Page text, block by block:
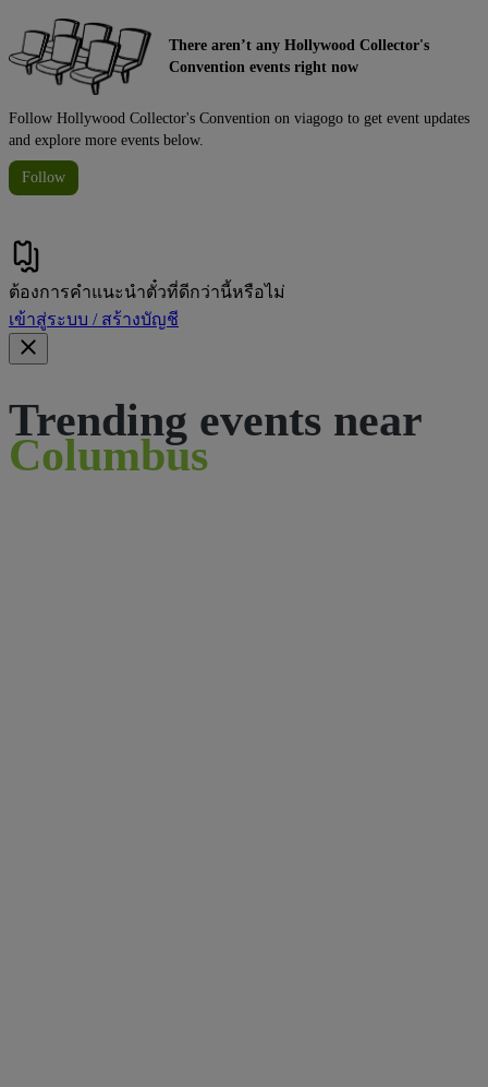
There aren’t any Hollywood Collector's
Convention events right now
Follow Hollywood Collector's Convention on viagogo to get event updates
and explore more events below.
Follow
ต้องการคําแนะนําตั๋วที่ดีกว่านี้หรือไม่
เข้าสู่ระบบ / สร้างบัญชี
Trending events near
Columbus